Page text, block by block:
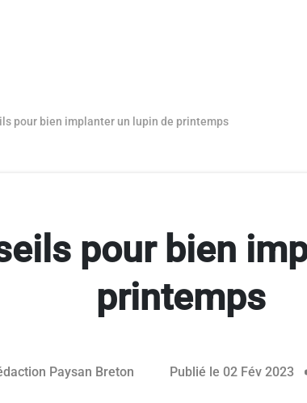
pour bien implanter un lupin de printemps
pour bien
printemps
Paysan Breton Publié le 02 Fév 2023